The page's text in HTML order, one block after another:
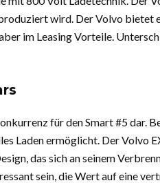
wird. Der Volvo bietet
im Leasing Vorteile.
für den Smart #5 dar.
Laden ermöglicht. Der Volvo
das sich an seinem
sein, die Wert auf eine